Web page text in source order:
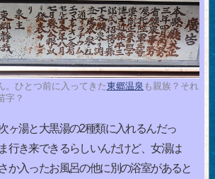
。ひとつ前に入ってきた東郷温泉 も親族？それ
字？
ヶ湯と大黒湯の2種類に入れるんだっ
行き来できるらしいんだけど、女湯は
か入ったお風呂の他に別の浴室があると